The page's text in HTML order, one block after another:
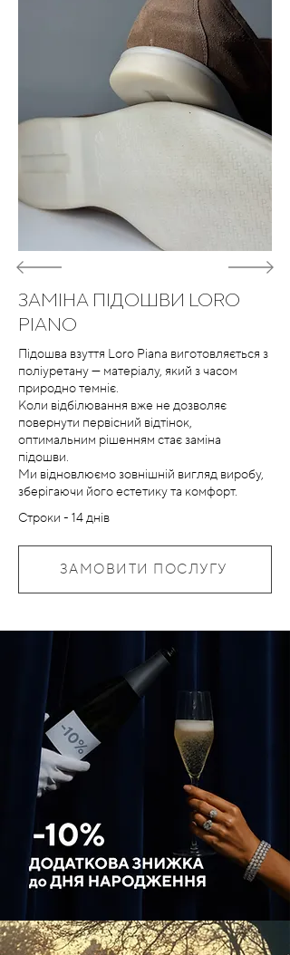
ЗАМІНА ПІДОШВИ LORO
PIANO
Підошва взуття Loro Piana виготовляється з
поліуретану — матеріалу, який з часом
природно темніє.
Коли відбілювання вже не дозволяє
повернути первісний відтінок,
оптимальним рішенням стає заміна
підошви.
Ми відновлюємо зовнішній вигляд виробу,
зберігаючи його естетику та комфорт.
Строки - 14 днів
ЗАМОВИТИ ПОСЛУГУ